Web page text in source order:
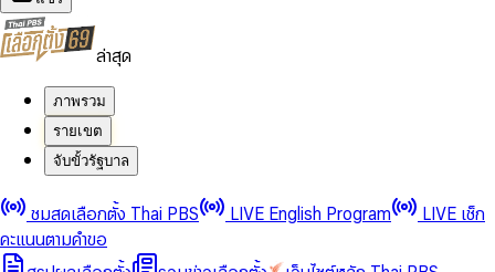
ล่าสุด
ภาพรวม
รายเขต
จับขั้วรัฐบาล
ชมสดเลือกตั้ง Thai PBS LIVE English Program
LIVE เช็ก
คะแนนตามคำขอ
0
1
2
3
0
1
2
0
1 0